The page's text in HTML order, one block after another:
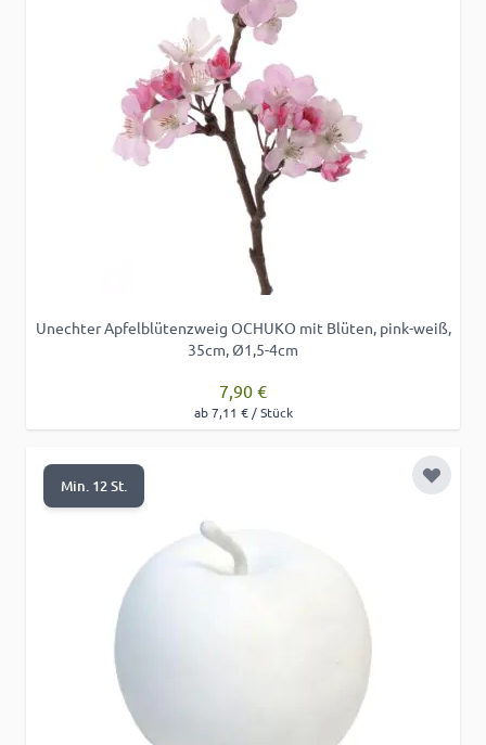
Unechter Apfelblütenzweig OCHUKO mit Blüten, pink-weiß,
35cm, Ø1,5-4cm
7,90 €
ab 7,11 € / Stück
Min. 12 St. Zur